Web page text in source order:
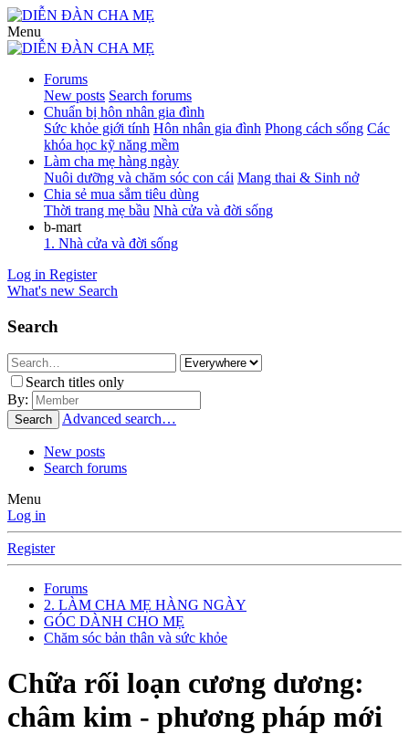
Menu
Forums
New posts Search forums
Chuẩn bị hôn nhân gia đình
Sức khỏe giới tính Hôn nhân gia đình Phong cách sống Các
khóa học kỹ năng mềm
Làm cha mẹ hàng ngày
Nuôi dưỡng và chăm sóc con cái Mang thai & Sinh nở
Chia sẻ mua sắm tiêu dùng
Thời trang mẹ bầu Nhà cửa và đời sống
b-mart
1. Nhà cửa và đời sống
Log in Register
What's new Search
Search
Search titles only
By:
Search Advanced search…
New posts
Search forums
Menu
Log in
Register
Forums
2. LÀM CHA MẸ HÀNG NGÀY
GÓC DÀNH CHO MẸ
Chăm sóc bản thân và sức khỏe
Chữa rối loạn cương dương:
châm kim - phương pháp mới